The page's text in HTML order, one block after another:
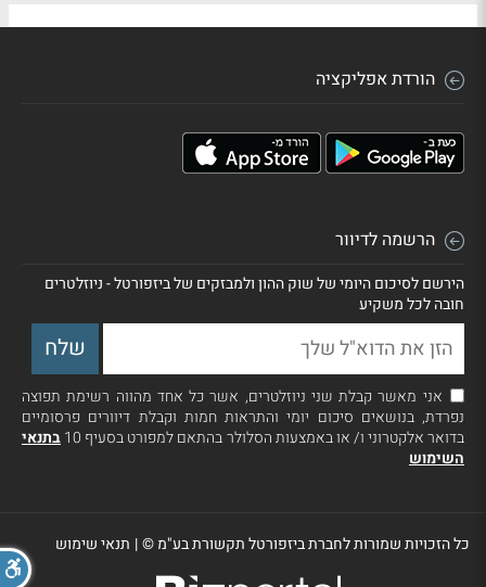
הורדת אפליקציה
הרשמה לדיוור
הירשם לסיכום היומי של שוק ההון ולמבזקים של ביזפורטל - ניוזלטרים
חובה לכל משקיע
אני מאשר קבלת שני ניוזלטרים, אשר כל אחד מהווה רשימת תפוצה
נפרדת, בנושאים סיכום יומי והתראות חמות וקבלת דיוורים פרסומיים
בדואר אלקטרוני ו/ או באמצעות הסלולר בהתאם למפורט בסעיף 10
בתנאי
השימוש
כל הזכויות שמורות לחברת ביזפורטל תקשורת בע"מ ©| תנאי שימוש